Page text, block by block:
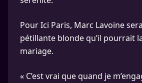
Pour Ici Paris, Marc Lavoine
pétillante blonde qu’il pourrait
mariage.
« C’est vrai que quand je